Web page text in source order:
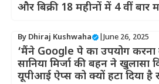
और बिक्री 18 महीनों में 4 वीं बार
By Dhiraj Kushwaha June 26, 2025
‘मैंने Google पे का उपयोग करना
सानिया मिर्जा की बहन ने खुलासा
यूपीआई ऐप्स को क्यों हटा दिया है